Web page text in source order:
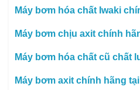
Máy bơm hóa chất Iwaki
Máy bơm chịu axit chính
Máy bơm hóa chất cũ chất
Máy bơm axit chính hãng